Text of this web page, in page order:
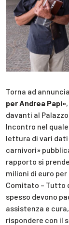
Torna ad
per Andrea Papi»
davanti al Palazzo
Incontro nel
lettura di vari
carnivori»
rapporto si
milioni di euro
Comitato – Tutto
spesso devono
assistenza e
rispondere con il